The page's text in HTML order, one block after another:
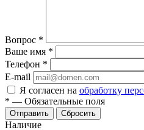
Вопрос *
Ваше имя *
Телефон *
E-mail
Я согласен на обработку
* — Обязательные поля
Отправить Сбросить
Наличие